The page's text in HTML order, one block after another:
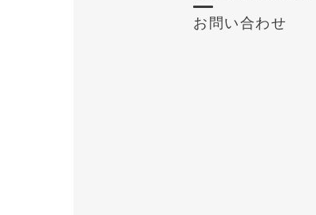
お問い合わせ